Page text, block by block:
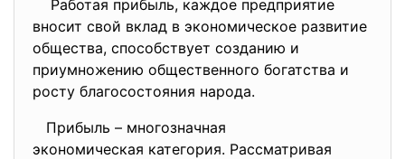
Работая прибыль, каждое предприятие
вносит свой вклад в экономическое развитие
общества, способствует созданию и
приумножению общественного богатства и
росту благосостояния народа.
Прибыль – многозначная
экономическая категория. Рассматривая